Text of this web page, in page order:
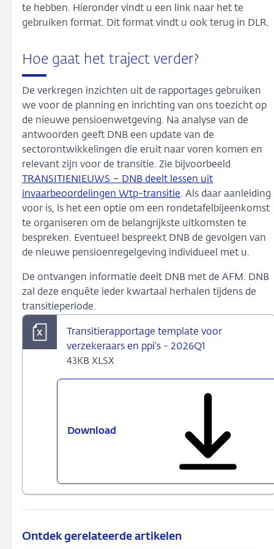
te hebben. Hieronder vindt u een link naar het te
gebruiken format. Dit format vindt u ook terug in DLR.
Hoe gaat het traject verder?
De verkregen inzichten uit de rapportages gebruiken
we voor de planning en inrichting van ons toezicht op
de nieuwe pensioenwetgeving. Na analyse van de
antwoorden geeft DNB een update van de
sectorontwikkelingen die eruit naar voren komen en
relevant zijn voor de transitie. Zie bijvoorbeeld
TRANSITIENIEUWS – DNB deelt lessen uit
invaarbeoordelingen Wtp-transitie. Als daar aanleiding
voor is, is het een optie om een rondetafelbijeenkomst
te organiseren om de belangrijkste uitkomsten te
bespreken. Eventueel bespreekt DNB de gevolgen van
de nieuwe pensioenregelgeving individueel met u.
De ontvangen informatie deelt DNB met de AFM. DNB
zal deze enquête ieder kwartaal herhalen tijdens de
transitieperiode.
Transitierapportage template voor
verzekeraars en ppi’s - 2026Q1
43KB XLSX
Download
Transitierapportage
2026Q1
Ontdek gerelateerde artikelen